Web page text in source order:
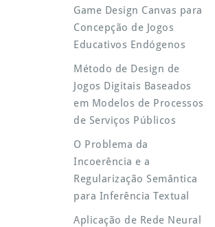
Game Design Canvas para
Concepção de Jogos
Educativos Endógenos
Método de Design de
Jogos Digitais Baseados
em Modelos de Processos
de Serviços Públicos
O Problema da
Incoerência e a
Regularização Semântica
para Inferência Textual
Aplicação de Rede Neural